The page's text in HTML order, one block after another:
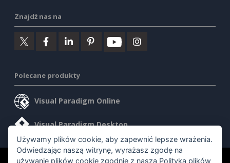
Znajdź nas na
Polecane produkty
Visual Paradigm Online
Visual Paradigm Desktop
Używamy plików cookie, aby zapewnić lepsze wrażenia.
Odwiedzając naszą witrynę, wyrażasz zgodę na
używanie plików cookie zgodnie z naszą Polityką plików